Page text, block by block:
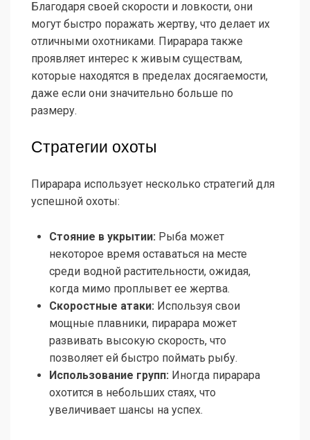
Благодаря своей скорости и ловкости, они
могут быстро поражать жертву, что делает их
отличными охотниками. Пирарара также
проявляет интерес к живым существам,
которые находятся в пределах досягаемости,
даже если они значительно больше по
размеру.
Стратегии охоты
Пирарара использует несколько стратегий для
успешной охоты:
Стояние в укрытии: Рыба может
некоторое время оставаться на месте
среди водной растительности, ожидая,
когда мимо проплывет ее жертва.
Скоростные атаки: Используя свои
мощные плавники, пирарара может
развивать высокую скорость, что
позволяет ей быстро поймать рыбу.
Использование групп: Иногда пирарара
охотится в небольших стаях, что
увеличивает шансы на успех.